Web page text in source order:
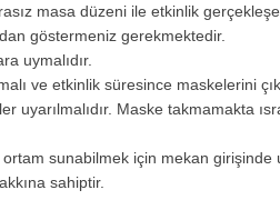
masa düzeni ile etkinlik
göstermeniz gerekmektedir.
uymalıdır.
ve etkinlik süresince maskelerini
uyarılmalıdır. Maske takmamakta
sunabilmek için mekan girişinde
sahiptir.